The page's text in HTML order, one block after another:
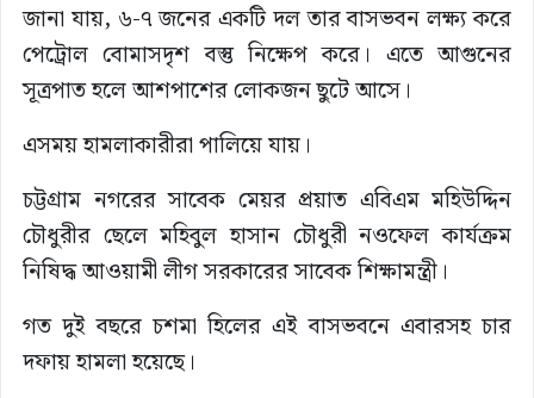
জানা যায়, ৬-৭ জনের একটি দল তার বাসভবন লক্ষ্য করে
পেট্রোল বোমাসদৃশ বস্তু নিক্ষেপ করে। এতে আগুনের
সূত্রপাত হলে আশপাশের লোকজন ছুটে আসে।
এসময় হামলাকারীরা পালিয়ে যায়।
চট্টগ্রাম নগরের সাবেক মেয়র প্রয়াত এবিএম মহিউদ্দিন
চৌধুরীর ছেলে মহিবুল হাসান চৌধুরী নওফেল কার্যক্রম
নিষিদ্ধ আওয়ামী লীগ সরকারের সাবেক শিক্ষামন্ত্রী।
গত দুই বছরে চশমা হিলের এই বাসভবনে এবারসহ চার
দফায় হামলা হয়েছে।